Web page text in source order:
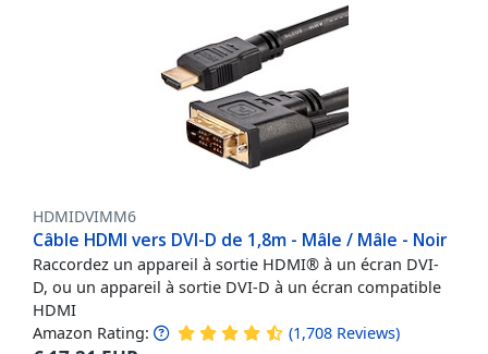
HDMIDVIMM6
Câble HDMI vers DVI-D de 1,8m - Mâle / Mâle - Noir
Raccordez un appareil à sortie HDMI® à un écran DVI-
D, ou un appareil à sortie DVI-D à un écran compatible
HDMI
Amazon Rating: (1,708 Reviews)